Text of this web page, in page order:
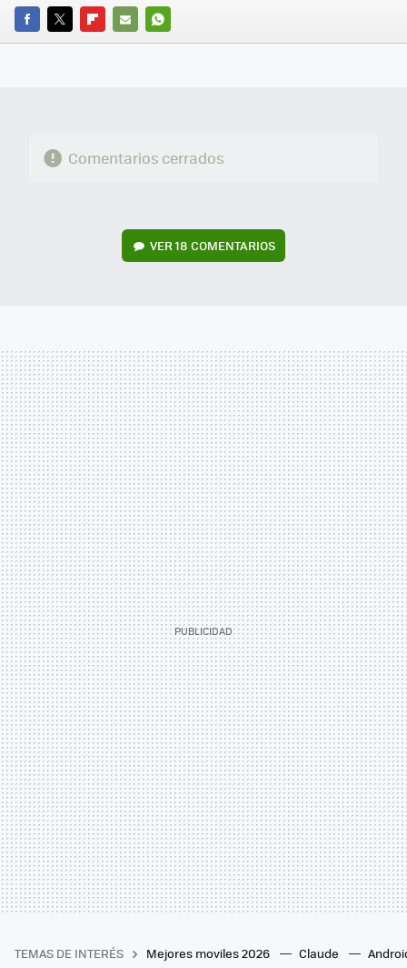
FACEBOOK
TWITTERFLIPBOARD
E-
WHATSAPP
Comentarios cerrados
VER 18 COMENTARIOS
TEMAS DE INTERÉS Mejores moviles 2026 Claude